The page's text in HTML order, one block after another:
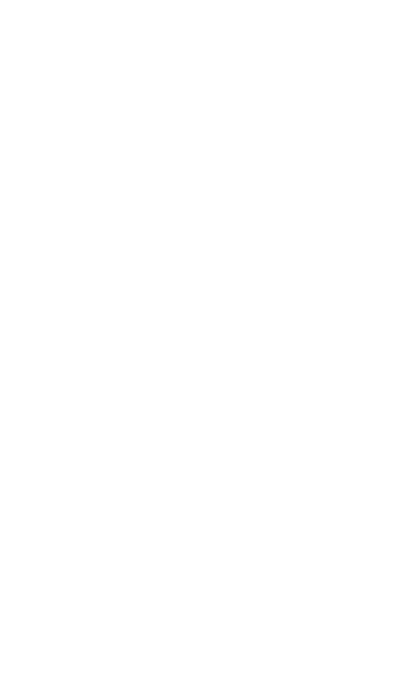
16:00 (по Московскому времени), служба доставки